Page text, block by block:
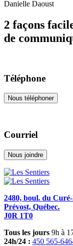
Danielle Daoust
2 façons
de
Téléphone
Nous téléphoner
Courriel
Nous joindre
2480, boul. du
Prévost, Québec.
J0R 1T0
Tous les jours 9h à
24h/24 : 450 565-